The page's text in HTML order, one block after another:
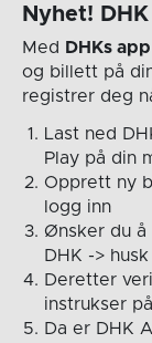
Nyhet!
Med DHKs app
og billett på
registrer deg
Last ned
Play på din
Opprett ny
logg inn
Ønsker du å
DHK ->
Deretter
instrukser
Da er DHK